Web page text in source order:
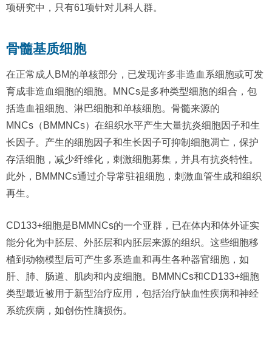
项研究中，只有61项针对儿科人群。
骨髓基质细胞
在正常成人BM的单核部分，已发现许多非造血系细胞或可发
育成非造血细胞的细胞。MNCs是多种类型细胞的组合，包
括造血祖细胞、淋巴细胞和单核细胞。骨髓来源的
MNCs（BMMNCs）在组织水平产生大量抗炎细胞因子和生
长因子。产生的细胞因子和生长因子可抑制细胞凋亡，保护
存活细胞，减少纤维化，刺激细胞募集，并具有抗炎特性。
此外，BMMNCs通过介导常驻祖细胞，刺激血管生成和组织
再生。
CD133+细胞是BMMNCs的一个亚群，已在体内和体外证实
能分化为中胚层、外胚层和内胚层来源的组织。这些细胞移
植到动物模型后可产生多系造血和再生各种器官细胞，如
肝、肺、肠道、肌肉和内皮细胞。BMMNCs和CD133+细胞
类型最近被用于新型治疗应用，包括治疗缺血性疾病和神经
系统疾病，如创伤性脑损伤。